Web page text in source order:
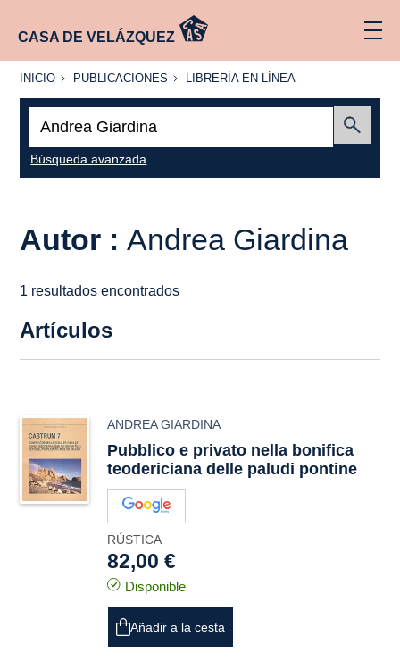
CASA DE VELÁZQUEZ
INICIO
INICIO PUBLICACIONES
PUBLICACIONES
LIBRERÍA
LÍNEA
LIBRERÍA EN LÍNEA
Búsqueda avanzada
Autor : Andrea Giardina
1 resultados encontrados
Artículos
ANDREA GIARDINA
Pubblico e privato nella bonifica
teodericiana delle paludi pontine
RÚSTICA
82,00 €
Disponible
Añadir a la cesta